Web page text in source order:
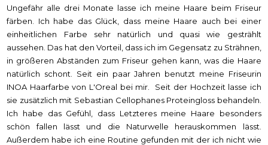
Ungefähr alle drei Monate lasse ich meine Haare beim Friseur
färben. Ich habe das Glück, dass meine Haare auch bei einer
einheitlichen Farbe sehr natürlich und quasi wie gestrählt
aussehen. Das hat den Vorteil, dass ich im Gegensatz zu Strähnen,
in größeren Abständen zum Friseur gehen kann, was die Haare
natürlich schont. Seit ein paar Jahren benutzt meine Friseurin
INOA Haarfarbe von L'Oreal bei mir. Seit der Hochzeit lasse ich
sie zusätzlich mit Sebastian Cellophanes Proteingloss behandeln.
Ich habe das Gefühl, dass Letzteres meine Haare besonders
schön fallen lässt und die Naturwelle herauskommen lässt.
Außerdem habe ich eine Routine gefunden mit der ich nicht wie